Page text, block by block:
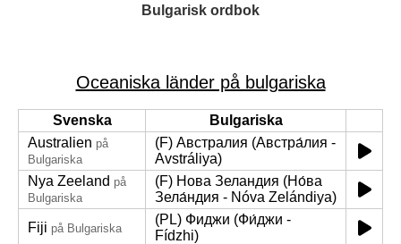
Bulgarisk ordbok
Oceaniska länder på bulgariska
Svenska
Bulgariska
Australien på
Bulgariska
(F) Австралия (Австра́лия -
Avstráliya)
Nya Zeeland på
Bulgariska
(F) Нова Зеландия (Но́ва
Зела́ндия - Nóva Zelándiya)
Fiji på Bulgariska
(PL) Фиджи (Фи́джи -
Fídzhi)